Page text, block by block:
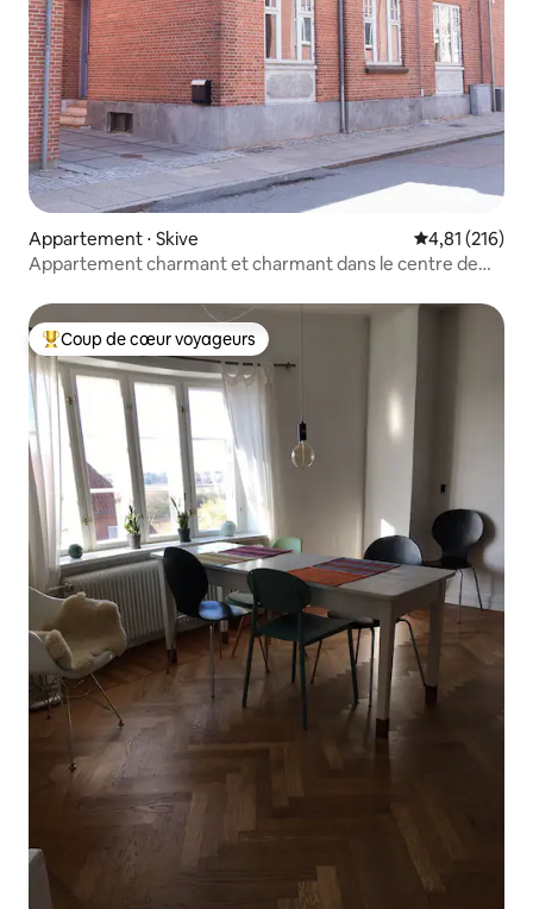
Appartement ⋅ Skive Évaluation
4,81 (216)
Appartement charmant et charmant dans le centre de
Coups de cœur voyageurs les plus appréciés
Coup de cœur voyageurs